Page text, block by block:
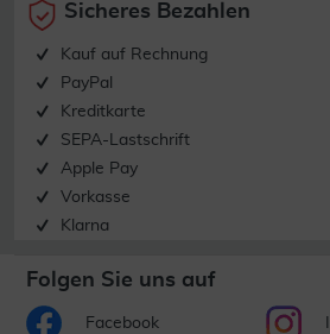
Sicheres Bezahlen
Kauf auf Rechnung
PayPal
Kreditkarte
SEPA-Lastschrift
Apple Pay
Vorkasse
Klarna
Folgen Sie uns auf
Facebook